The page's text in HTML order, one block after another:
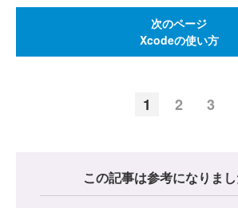
次のページ
Xcodeの使い方
1 2 3
この記事は参考になりま